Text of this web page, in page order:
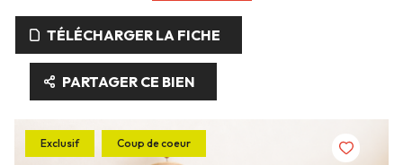
TÉLÉCHARGER LA FICHE
PARTAGER CE BIEN
Exclusif Coup de coeur